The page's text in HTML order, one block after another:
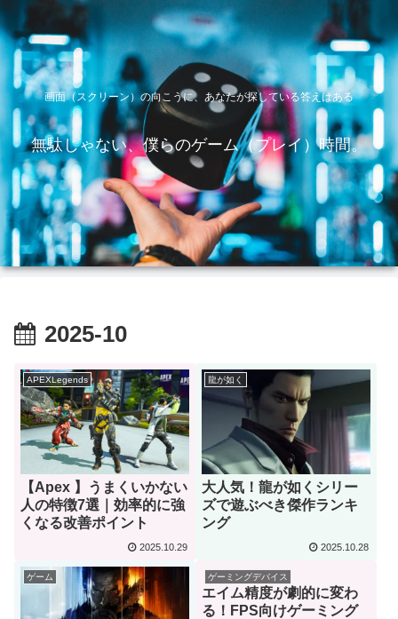
画面（スクリーン）の向こうに、あなたが探している答えはある
無駄じゃない、僕らのゲーム（プレイ）時間。
2025-10
APEXLegends
【Apex 】うまくいかない
人の特徴7選｜効率的に強
くなる改善ポイント
2025.10.29
龍が如く
大人気！龍が如くシリー
ズで遊ぶべき傑作ランキ
ング
2025.10.28
ゲーム ゲーミングデバイス
エイム精度が劇的に変わ
る！FPS向けゲーミング